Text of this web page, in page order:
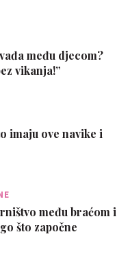
među djecom?
vikanja!”
imaju ove navike i
među braćom i
što započne